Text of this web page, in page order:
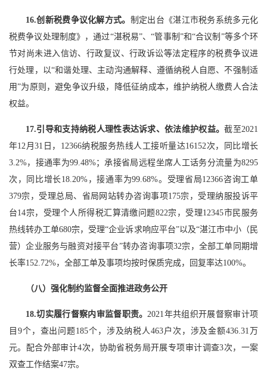
16.创新税费争议化解方式。 制定出台《湛江市税务系统多元化
税费争议处理制度》，通过“湛税易”、“管事制”和“合议制”等多个环
节对尚未进入信访、行政复议、行政诉讼等法定程序的税费争议进
行处理，以“和谐处理、主动沟通解释、遵循纳税人自愿、不强制适
用”为原则，避免争议升级，降低征纳成本，维护纳税人缴费人合法
权益。
17.引导和支持纳税人理性表达诉求、依法维护权益。截至2021
年12月31日，12366纳税服务热线人工接听量达16152次，同比增长
3.2%，接通率为99.48%；承接省局远程坐席人工话务分流量为8295
次，同比增长18.20%，接通率为99.68%。受理省局12366咨询工单
379宗，受理总局、省局网站转办咨询事项175宗，受理纳服投诉平
台14宗，受理个人所得税汇算清缴问题822宗，受理12345市民服务
热线转办工单680宗，受理“企业诉求响应平台”以及“湛江市中小（民
营）企业服务与融资对接平台”转办咨询事项32宗，全部工单同期增
长率152.72%，全部工单及事项均按时保质完成，回复率达100%。
（八）强化制约监督全面推进政务公开
18.切实履行督察内审监督职责。2021年共组织开展督察审计项
目9个，查出问题185个，涉及纳税人463户次，涉及金额436.31万
元。配合外部审计4次，协助省税务局开展专项审计调查3次，一案
双查工作结案47宗。